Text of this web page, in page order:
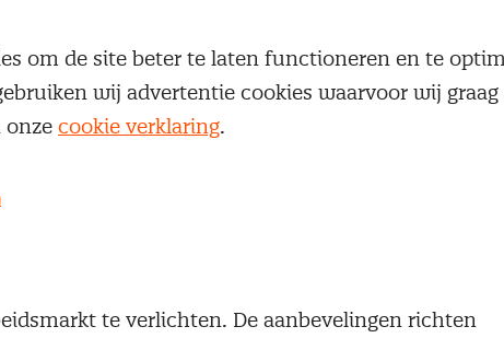
voor de Rijksinkoopsamenwerking over
van enkelvoudige onderhandse
met minicompetities. Amy Heier (Haagse
prijs voor haar scriptie
namens In2Talent.
is voor Maaike de Vreede (ook Haagse Hogeschool),
te verlichten. De aanbevelingen richten
om de site beter te laten functioneren en te
wij advertentie cookies waarvoor wij
onze cookie verklaring.